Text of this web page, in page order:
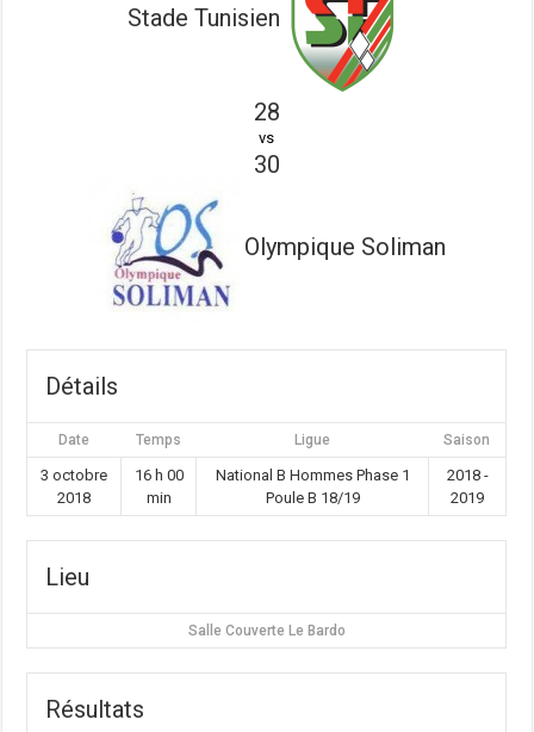
Stade Tunisien
28
vs
30
Olympique Soliman
Détails
Date Temps Ligue Saison
3 octobre
2018
16 h 00
min
National B Hommes Phase 1
Poule B 18/19
2018 -
2019
Lieu
Salle Couverte Le Bardo
Résultats